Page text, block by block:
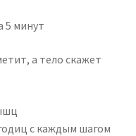
5 минут
а тело скажет
с каждым шагом